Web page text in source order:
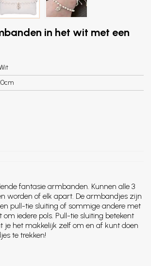
in het wit met een
fantasie armbanden. Kunnen alle 3
worden of elk apart. De armbandjes zijn
pull-tie sluiting of sommige andere met
om iedere pols. Pull-tie sluiting betekent
je het makkelijk zelf om en af kunt doen
te trekken!